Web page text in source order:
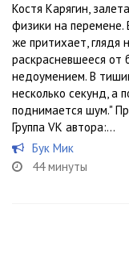
Костя Карягин,
физики на перемене.
же притихает, глядя
раскрасневшееся от
недоумением. В
несколько секунд, а
поднимается шум."
Группа VK автора:...
Бук Мик
44 минуты